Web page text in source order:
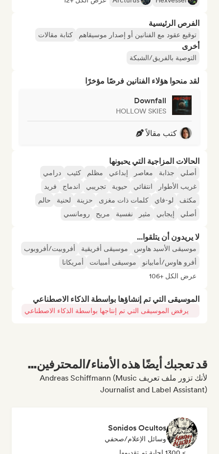
الفرص الرئيسية
توقيع عقود مع الفنانين أو إصدار موسيقاهم كتابة مقالات
أخرى
التوصية بالفريق/الشبكة
لقد منحوا هؤلاء الفنانين فرصًا مؤخرًا
Downfall
HOLLOW SKIES
كتب مقالاً
الحالات المزاجية التي يحبونها
أصلي جذابة معاصر إبداعي مظلم كئيب
درامي
غريب الأطوار
انتقائي حيوية تجريبي اندماج
فريد
مكثف
لو-فاي كلمات ذات مغزى حزينة لحنية
حالم
أصلي
إيجابي مثير نفسية مريح رومانسي
لا يريدون أن يتلقوا...
موسيقى الأسيد هاوس موسيقى أفريقية
أفروبيت/أفروبوب
أفرو هاوس/أمابيانو
موسيقى أمبيانت
أمريكانا
عرض الكل +106
الموسيقى التي تم إنشاؤها بواسطة الذكاء الاصطناعي
يرفض الموسيقى التي تم إنتاجها بواسطة الذكاء الاصطناعي
قد تعجبك أيضًا هذه الأمناء/المحترفين...
لأنك تزور ملف تعريف Andreas Schiffmann (Music
Journalist and Label Assistant)
Sonidos Ocultos
وسائل الإعلام/صحفي